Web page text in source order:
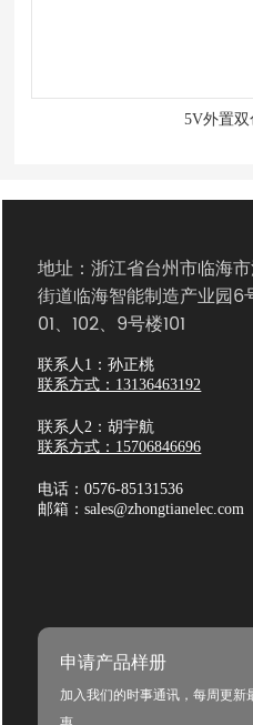
5V外置
地址：浙江省台州市临海
街道临海智能制造产业园6
01、102、9号楼101
联系人1：孙正桃
联系方式：13136463192
联系人2：胡宇航
联系方式：15706846696
电话：0576-85131536
邮箱：sales@zhongtianelec.com
申请产品样册
加入我们的时事通讯，每周更新